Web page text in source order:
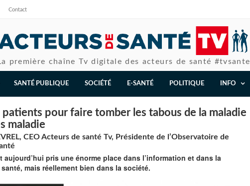
Contact
première chaîne Tv digitale des acteurs de santé #tvsante
SANTÉ PUBLIQUE SOCIÉTÉ E-SANTÉ POLITIQUE INFO
patients pour faire tomber les tabous de la maladie
maladie
CEO Acteurs de santé Tv, Présidente de l’Observatoire de
aujourd’hui pris une énorme place dans l’information et dans la
mais réellement bien dans la société.